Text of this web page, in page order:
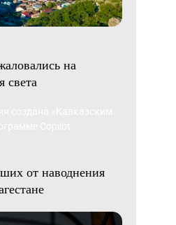
на
света
от наводнения